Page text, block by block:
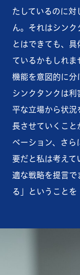
たしているのに対
ん。それはシンク
とはできても、
ているかもしれま
機能を意図的に分
シンクタンクは利
平な立場から状況
長させていくこと
ベーション、さら
要だと私は考えて
適な戦略を提言で
る」ということを